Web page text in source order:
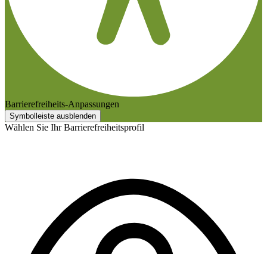
Barrierefreiheits-Anpassungen
Symbolleiste ausblenden
Wählen Sie Ihr Barrierefreiheitsprofil